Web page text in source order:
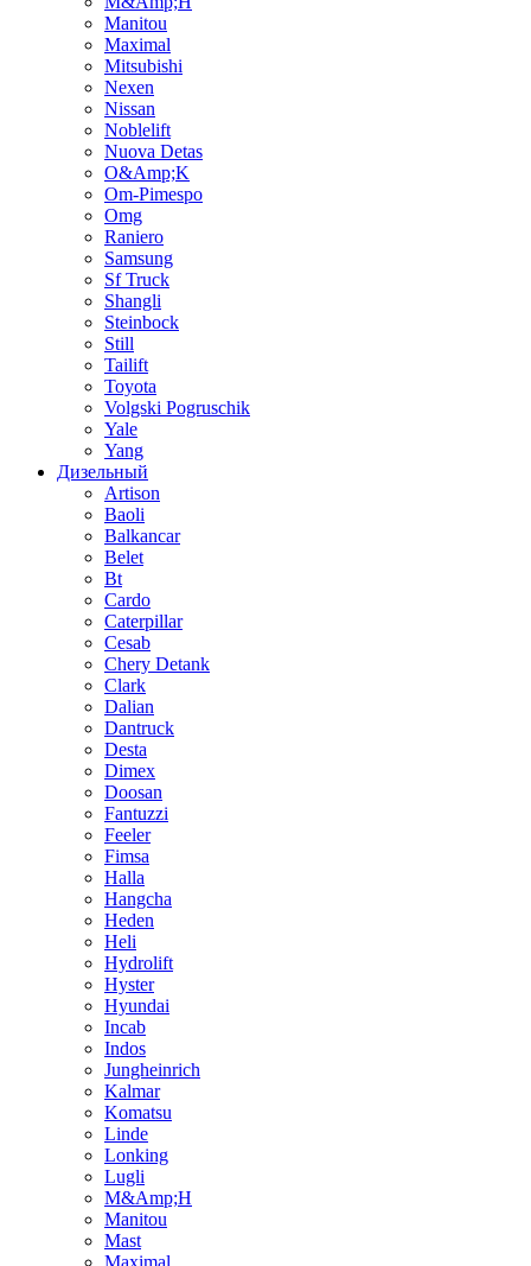
Manitou
Maximal
Mitsubishi
Nexen
Nissan
Noblelift
Nuova Detas
O&Amp;K
Om-Pimespo
Omg
Raniero
Samsung
Sf Truck
Shangli
Steinbock
Still
Tailift
Toyota
Volgski Pogruschik
Yale
Yang
Дизельный
Artison
Baoli
Balkancar
Belet
Bt
Cardo
Caterpillar
Cesab
Chery Detank
Clark
Dalian
Dantruck
Desta
Dimex
Doosan
Fantuzzi
Feeler
Fimsa
Halla
Hangcha
Heden
Heli
Hydrolift
Hyster
Hyundai
Incab
Indos
Jungheinrich
Kalmar
Komatsu
Linde
Lonking
Lugli
M&Amp;H
Manitou
Mast